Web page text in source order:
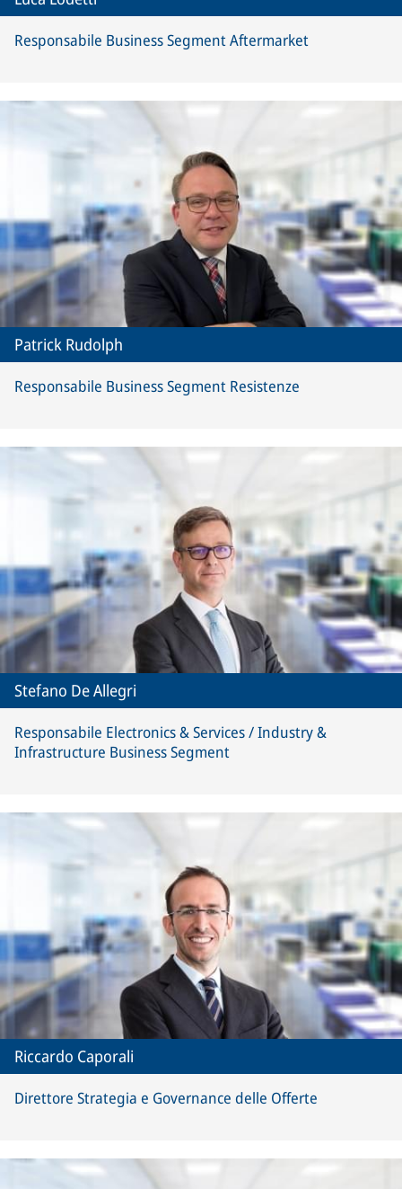
Responsabile Business Segment Aftermarket
Patrick Rudolph
Responsabile Business Segment Resistenze
Stefano De Allegri
Responsabile Electronics & Services / Industry &
Infrastructure Business Segment
Riccardo Caporali
Direttore Strategia e Governance delle Offerte